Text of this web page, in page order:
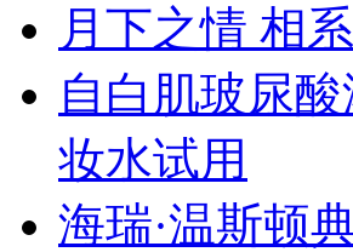
月下之情 相
自白肌玻尿
妆水试用
海瑞·温斯顿